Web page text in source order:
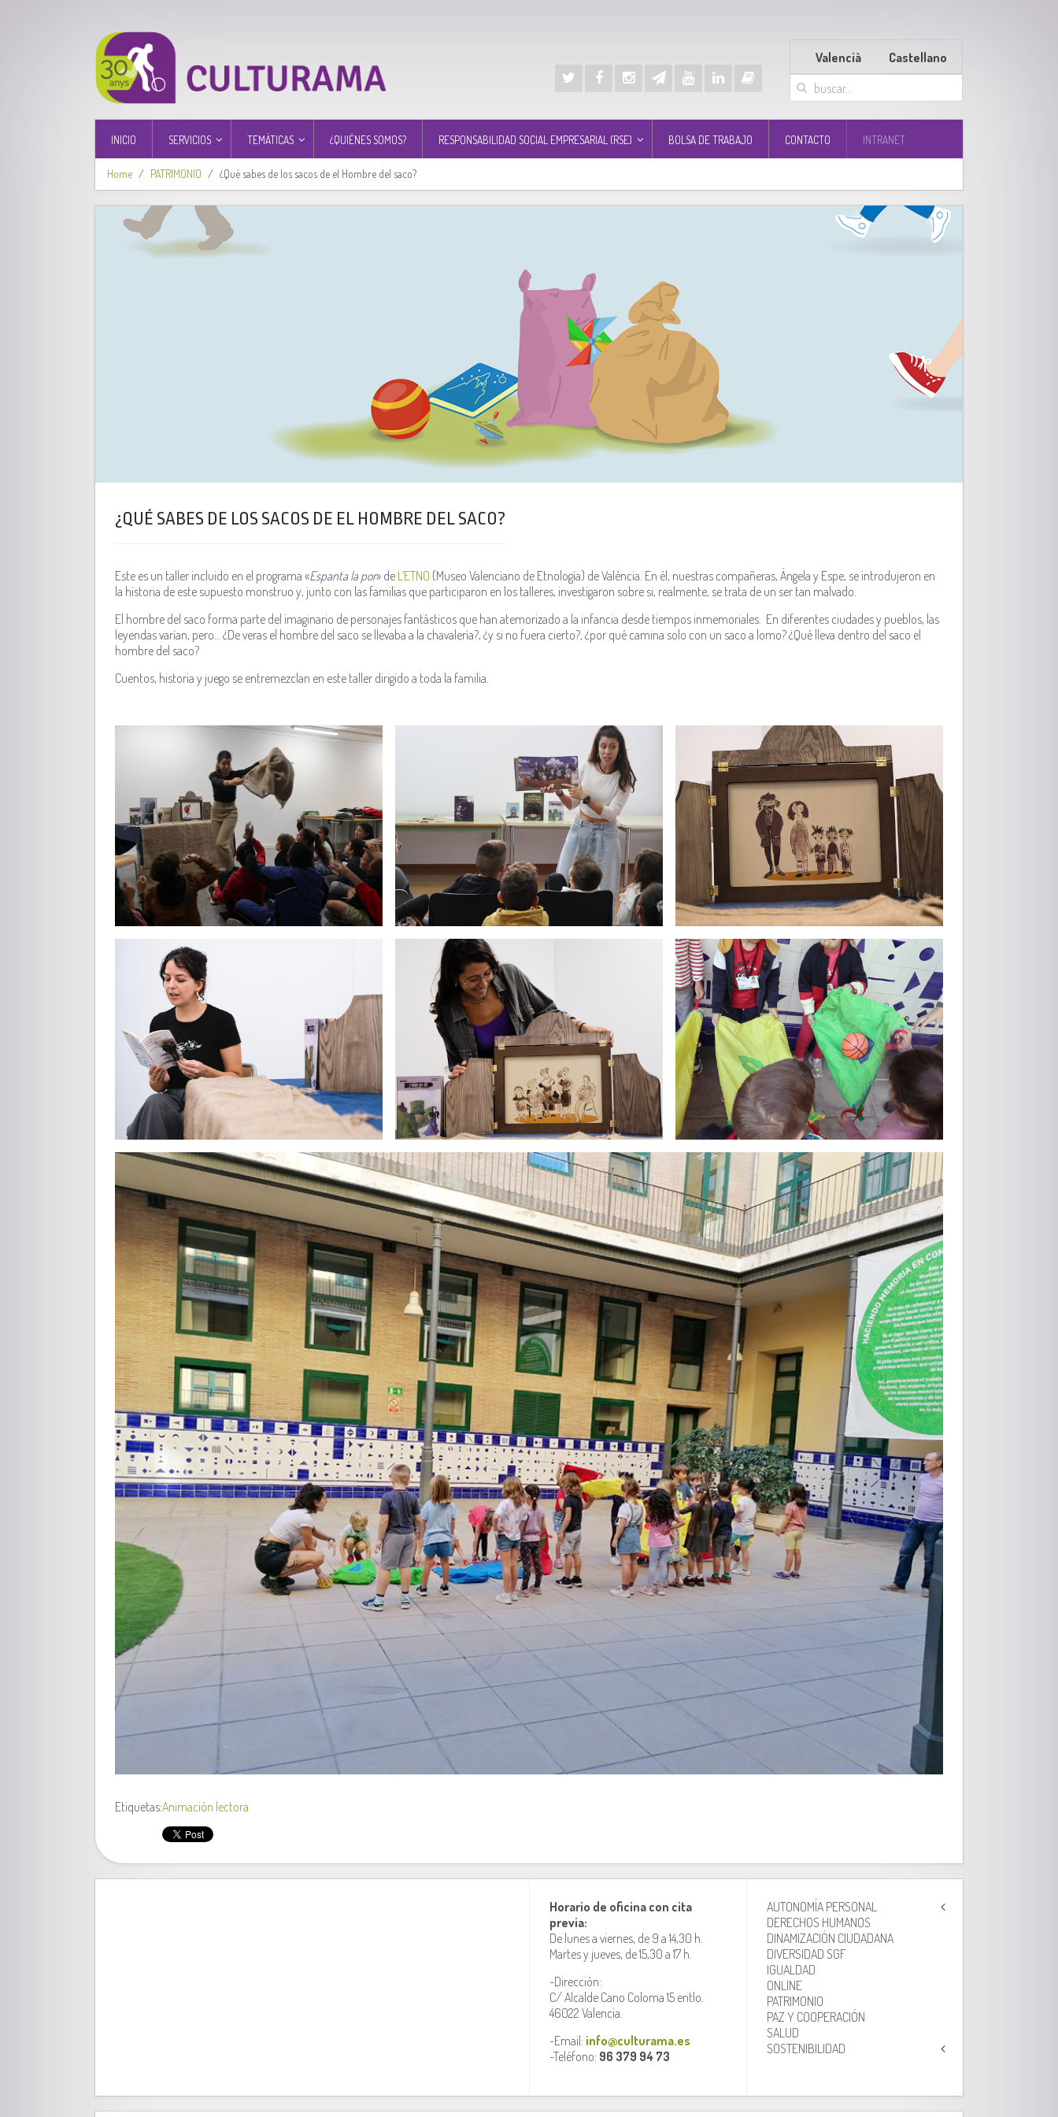
Valencià Castellano
INICIO SERVICIOS TEMÁTICAS ¿QUIÉNES SOMOS? RESPONSABILIDAD SOCIAL EMPRESARIAL (RSE) BOLSA DE TRABAJO CONTACTO INTRANET
Home PATRIMONIO ¿Qué sabes de los sacos de el Hombre del saco?
¿QUÉ SABES DE LOS SACOS DE EL HOMBRE DEL SACO?
Este es un taller incluido en el programa «Espanta la por» de L’ETNO (Museo Valenciano de Etnología) de València. En él, nuestras compañeras, Ángela y Espe, se introdujeron en
la historia de este supuesto monstruo y, junto con las familias que participaron en los talleres, investigaron sobre si, realmente, se trata de un ser tan malvado.
El hombre del saco forma parte del imaginario de personajes fantásticos que han atemorizado a la infancia desde tiempos inmemoriales. En diferentes ciudades y pueblos, las
leyendas varían, pero… ¿De veras el hombre del saco se llevaba a la chavalería?, ¿y si no fuera cierto?, ¿por qué camina solo con un saco a lomo? ¿Qué lleva dentro del saco el
hombre del saco?
Cuentos, historia y juego se entremezclan en este taller dirigido a toda la familia.
Etiquetas:Animación lectora
Horario de oficina con cita
previa:
De lunes a viernes, de 9 a 14,30 h.
Martes y jueves, de 15,30 a 17 h.
-Dirección:
C/ Alcalde Cano Coloma 15 entlo.
46022 Valencia.
-Email: info@culturama.es
-Teléfono: 96 379 94 73
AUTONOMÍA PERSONAL
DERECHOS HUMANOS
DINAMIZACIÓN CIUDADANA
DIVERSIDAD SGF
IGUALDAD
ONLINE
PATRIMONIO
PAZ Y COOPERACIÓN
SALUD
SOSTENIBILIDAD